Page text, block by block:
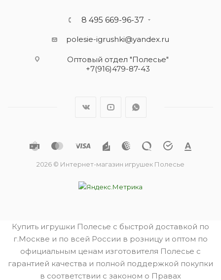
8 495 669-96-37
polesie-igrushki@yandex.ru
Оптовый отдел "Полесье"
+7(916)479-87-43
2026 © Интернет-магазин игрушек Полесье
Купить игрушки Полесье с быстрой доставкой по
г.Москве и по всей России в розницу и оптом по
официальным ценам изготовителя Полесье с
гарантией качества и полной поддержкой покупки
в соответствии с законом о Правах